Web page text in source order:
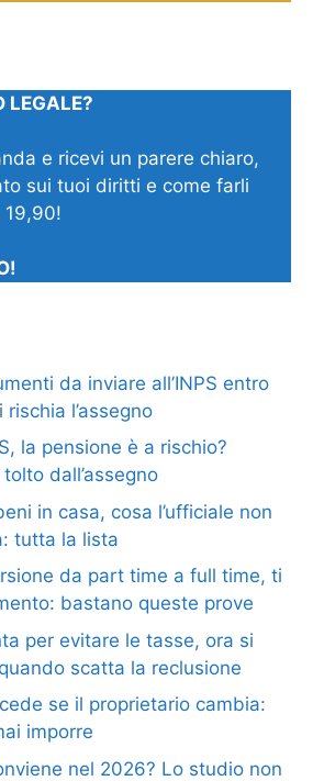
LEGALE?
e ricevi un parere chiaro,
sui tuoi diritti e come farli
19,90!
da inviare all’INPS entro
l’assegno
la pensione è a rischio?
dall’assegno
in casa, cosa l’ufficiale non
tutta la lista
da part time a full time, ti
bastano queste prove
per evitare le tasse, ora si
scatta la reclusione
se il proprietario cambia:
imporre
nel 2026? Lo studio non